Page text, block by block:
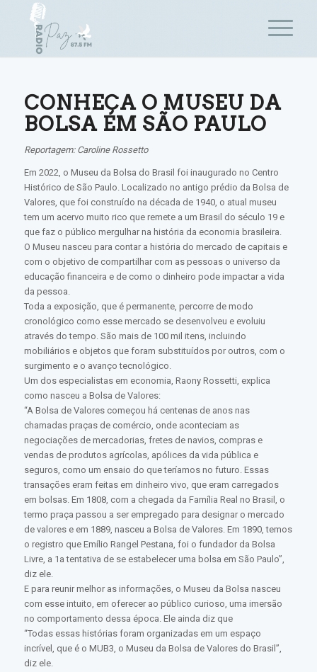
CONHEÇA O MUSEU DA
BOLSA EM SÃO PAULO
Reportagem: Caroline Rossetto
Em 2022, o Museu da Bolsa do Brasil foi inaugurado no Centro
Histórico de São Paulo. Localizado no antigo prédio da Bolsa de
Valores, que foi construído na década de 1940, o atual museu
tem um acervo muito rico que remete a um Brasil do século 19 e
que faz o público mergulhar na história da economia brasileira.
O Museu nasceu para contar a história do mercado de capitais e
com o objetivo de compartilhar com as pessoas o universo da
educação financeira e de como o dinheiro pode impactar a vida
da pessoa.
Toda a exposição, que é permanente, percorre de modo
cronológico como esse mercado se desenvolveu e evoluiu
através do tempo. São mais de 100 mil itens, incluindo
mobiliários e objetos que foram substituídos por outros, com o
surgimento e o avanço tecnológico.
Um dos especialistas em economia, Raony Rossetti, explica
como nasceu a Bolsa de Valores:
“A Bolsa de Valores começou há centenas de anos nas
chamadas praças de comércio, onde aconteciam as
negociações de mercadorias, fretes de navios, compras e
vendas de produtos agrícolas, apólices da vida pública e
seguros, como um ensaio do que teríamos no futuro. Essas
transações eram feitas em dinheiro vivo, que eram carregados
em bolsas. Em 1808, com a chegada da Família Real no Brasil, o
termo praça passou a ser empregado para designar o mercado
de valores e em 1889, nasceu a Bolsa de Valores. Em 1890, temos
o registro que Emílio Rangel Pestana, foi o fundador da Bolsa
Livre, a 1a tentativa de se estabelecer uma bolsa em São Paulo”,
diz ele.
E para reunir melhor as informações, o Museu da Bolsa nasceu
com esse intuito, em oferecer ao público curioso, uma imersão
no comportamento dessa época. Ele ainda diz que
“Todas essas histórias foram organizadas em um espaço
incrível, que é o MUB3, o Museu da Bolsa de Valores do Brasil”,
diz ele.